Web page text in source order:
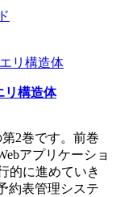
リ構造体
2巻です。前巻
アプリケーショ
的に進めていき
約表管理システ